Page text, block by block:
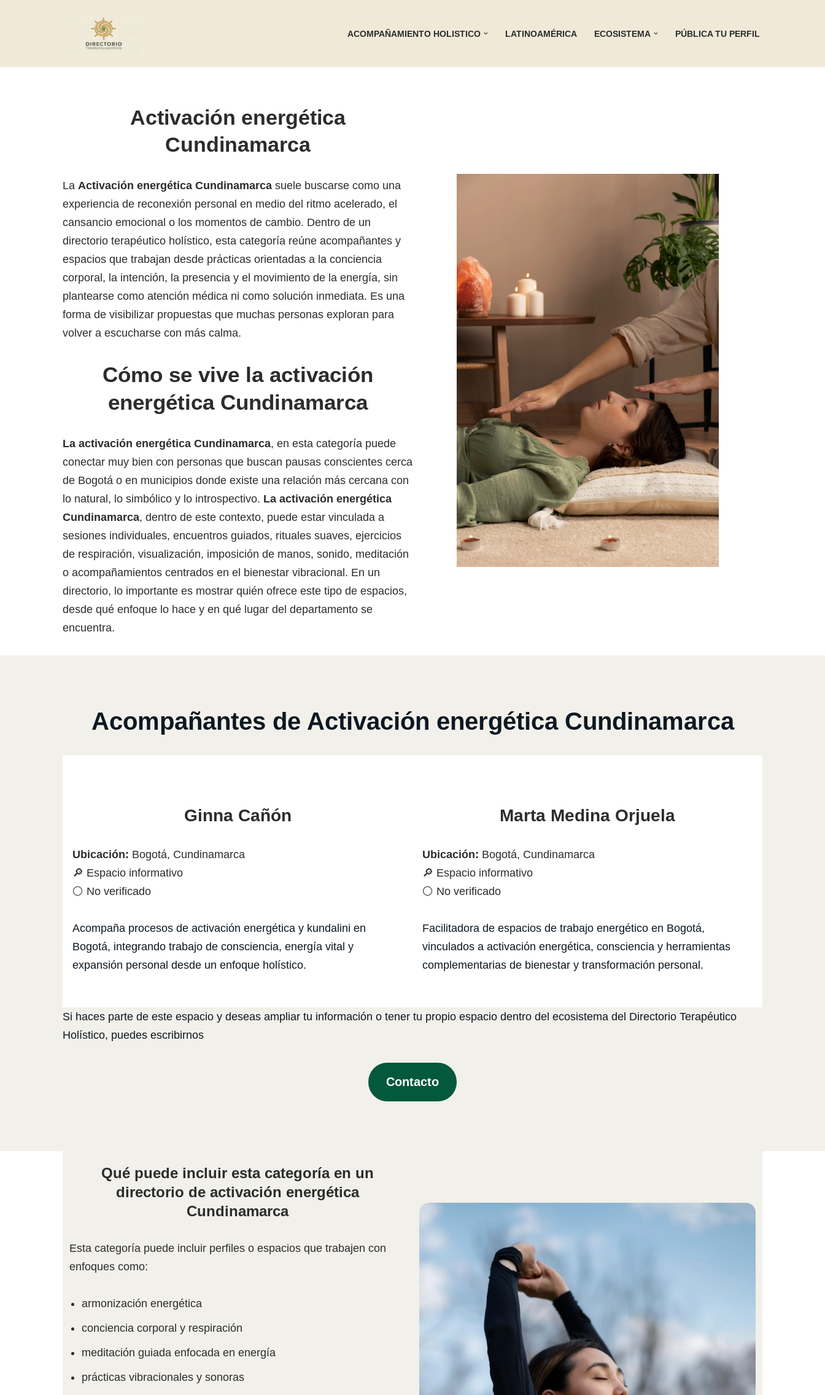
ACOMPAÑAMIENTO HOLISTICO LATINOAMÉRICA ECOSISTEMA PÚBLICA TU PERFIL
Activación energética
Cundinamarca
La Activación energética Cundinamarca suele buscarse como una
experiencia de reconexión personal en medio del ritmo acelerado, el
cansancio emocional o los momentos de cambio. Dentro de un
directorio terapéutico holístico, esta categoría reúne acompañantes y
espacios que trabajan desde prácticas orientadas a la conciencia
corporal, la intención, la presencia y el movimiento de la energía, sin
plantearse como atención médica ni como solución inmediata. Es una
forma de visibilizar propuestas que muchas personas exploran para
volver a escucharse con más calma.
Cómo se vive la activación
energética Cundinamarca
La activación energética Cundinamarca, en esta categoría puede
conectar muy bien con personas que buscan pausas conscientes cerca
de Bogotá o en municipios donde existe una relación más cercana con
lo natural, lo simbólico y lo introspectivo. La activación energética
Cundinamarca, dentro de este contexto, puede estar vinculada a
sesiones individuales, encuentros guiados, rituales suaves, ejercicios
de respiración, visualización, imposición de manos, sonido, meditación
o acompañamientos centrados en el bienestar vibracional. En un
directorio, lo importante es mostrar quién ofrece este tipo de espacios,
desde qué enfoque lo hace y en qué lugar del departamento se
encuentra.
Acompañantes de Activación energética Cundinamarca
Ginna Cañón
Ubicación: Bogotá, Cundinamarca
🔎 Espacio informativo
⚪ No verificado
Acompaña procesos de activación energética y kundalini en
Bogotá, integrando trabajo de consciencia, energía vital y
expansión personal desde un enfoque holístico.
Marta Medina Orjuela
Ubicación: Bogotá, Cundinamarca
🔎 Espacio informativo
⚪ No verificado
Facilitadora de espacios de trabajo energético en Bogotá,
vinculados a activación energética, consciencia y herramientas
complementarias de bienestar y transformación personal.
Si haces parte de este espacio y deseas ampliar tu información o tener tu propio espacio dentro del ecosistema del Directorio Terapéutico
Holístico, puedes escribirnos
Contacto
Qué puede incluir esta categoría en un
directorio de activación energética
Cundinamarca
Esta categoría puede incluir perfiles o espacios que trabajen con
enfoques como:
armonización energética
conciencia corporal y respiración
meditación guiada enfocada en energía
prácticas vibracionales y sonoras